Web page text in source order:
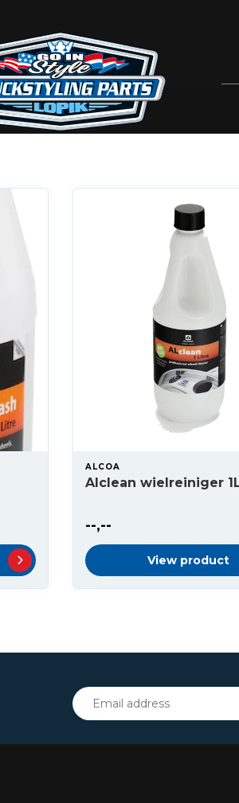
ALCOA
Alclean wielreiniger
--,--
View product